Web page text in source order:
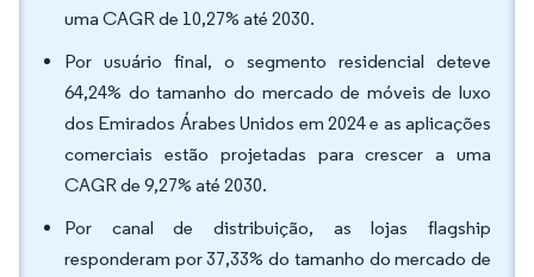
uma CAGR de 10,27% até 2030.
Por usuário final, o segmento residencial deteve
64,24% do tamanho do mercado de móveis de luxo
dos Emirados Árabes Unidos em 2024 e as aplicações
comerciais estão projetadas para crescer a uma
CAGR de 9,27% até 2030.
Por canal de distribuição, as lojas flagship
responderam por 37,33% do tamanho do mercado de